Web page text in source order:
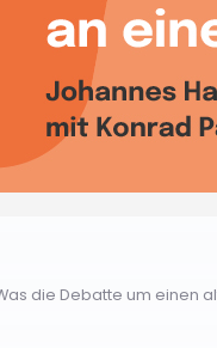
die Debatte um einen